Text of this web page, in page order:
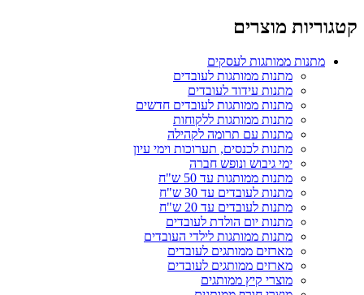
קטגוריות מוצרים
מתנות ממותגות לעסקים
מתנות ממותגות לעובדים
מתנות עידוד לעובדים
מתנות ממותגות לעובדים חדשים
מתנות ממותגות ללקוחות
מתנות עם תרומה לקהילה
מתנות לכנסים, תערוכות וימי עיון
ימי גיבוש ונופש חברה
מתנות ממותגות עד 50 ש"ח
מתנות לעובדים עד 30 ש"ח
מתנות לעובדים עד 20 ש"ח
מתנות יום הולדת לעובדים
מתנות ממותגות לילדי העובדים
מארזים ממותגים לעובדים
מארזים ממותגים לעובדים
מוצרי קיץ ממותגים